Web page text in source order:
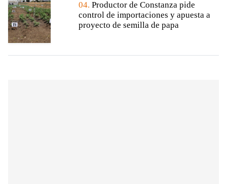
04. Productor de Constanza pide
control de importaciones y apuesta a
proyecto de semilla de papa